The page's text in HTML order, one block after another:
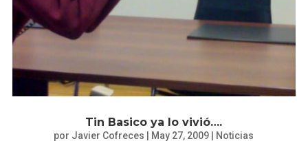
Tin Basico ya lo vivió….
por Javier Cofreces May 27, 2009 Noticias